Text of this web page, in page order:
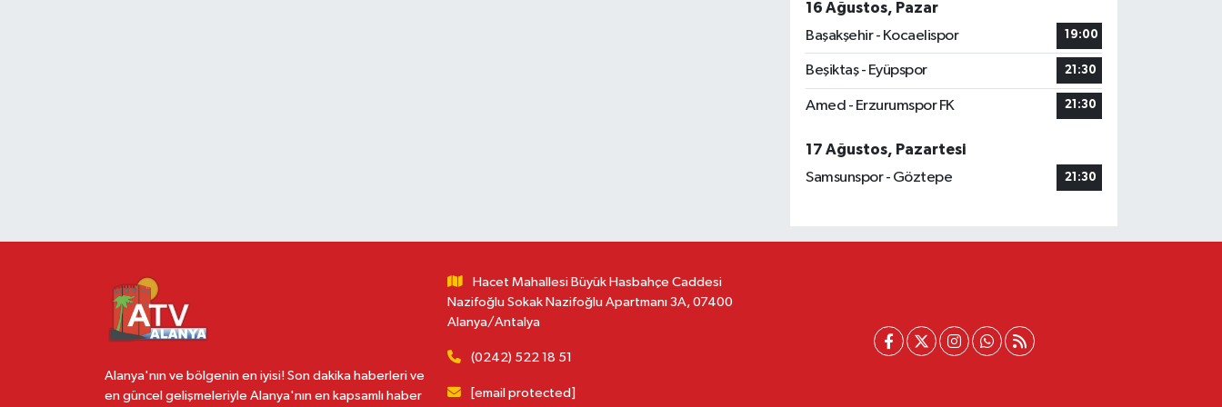
16 Ağustos, Pazar
Başakşehir - Kocaelispor
19:00
Beşiktaş - Eyüpspor 21:30
Amed - Erzurumspor FK 21:30
17 Ağustos, Pazartesi
Samsunspor - Göztepe
21:30
Alanya'nın ve bölgenin en iyisi! Son dakika haberleri ve
en güncel gelişmeleriyle Alanya'nın en kapsamlı haber
Hacet Mahallesi Büyük Hasbahçe Caddesi
Nazifoğlu Sokak Nazifoğlu Apartmanı 3A, 07400
Alanya/Antalya
(0242) 522 18 51
[email protected]